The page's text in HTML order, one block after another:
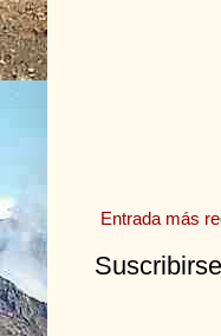
Entrada más